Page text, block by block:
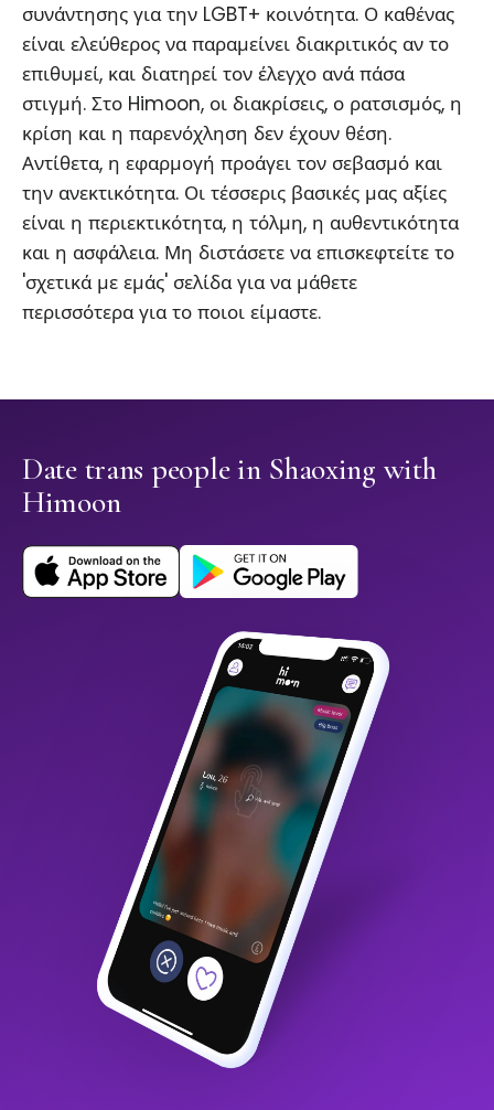
συνάντησης για την LGBT+ κοινότητα. Ο καθένας
είναι ελεύθερος να παραμείνει διακριτικός αν το
επιθυμεί, και διατηρεί τον έλεγχο ανά πάσα
στιγμή. Στο Himoon, οι διακρίσεις, ο ρατσισμός, η
κρίση και η παρενόχληση δεν έχουν θέση.
Αντίθετα, η εφαρμογή προάγει τον σεβασμό και
την ανεκτικότητα. Οι τέσσερις βασικές μας αξίες
είναι η περιεκτικότητα, η τόλμη, η αυθεντικότητα
και η ασφάλεια. Μη διστάσετε να επισκεφτείτε το
'σχετικά με εμάς' σελίδα για να μάθετε
περισσότερα για το ποιοι είμαστε.
Date trans people in Shaoxing with
Himoon